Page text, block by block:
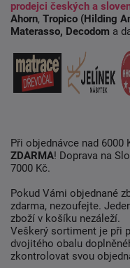
prodejci českých a
Ahorn, Tropico (Hilding
Materasso, Decodom a
Při objednávce nad 6000
ZDARMA! Doprava na
7000 Kč.
Pokud Vámi objednané
zdarma, nezoufejte.
zboží v košíku nezáleží.
Veškerý sortiment je při
dvojitého obalu
zkontrolovat svou